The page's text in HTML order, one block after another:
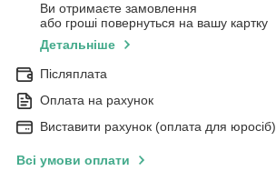
Ви отримаєте замовлення
або гроші повернуться на вашу картку
Детальніше
Післяплата
Оплата на рахунок
Виставити рахунок (оплата для юросіб)
Всі умови оплати